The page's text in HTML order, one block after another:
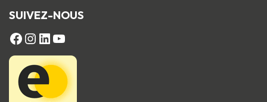
SUIVEZ-NOUS
FACEBOOK
Instagram
LinkedIn
YouTube